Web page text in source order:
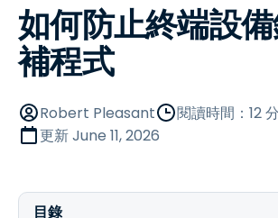
如何防止終端設
補程式
Robert Pleasant
閱讀時間：12
更新June 11, 2026
目錄